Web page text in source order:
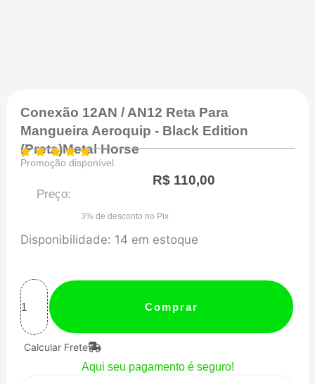
Conexão 12AN / AN12 Reta Para
Mangueira Aeroquip - Black Edition
(Preta)Metal Horse
Promoção disponível
Preço:
R$ 110,00
3% de desconto no Pix
Disponibilidade: 14 em estoque
Conexão
/
AN12
Reta
para
Comprar
Calcular Frete
Aqui seu pagamento é seguro!